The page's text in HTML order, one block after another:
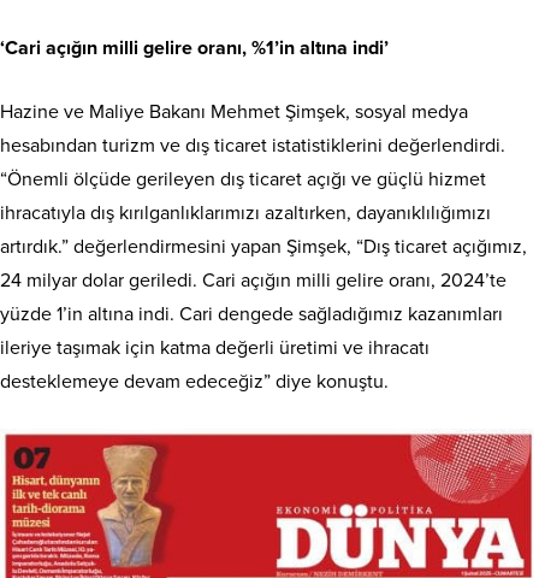
‘Cari açığın milli gelire oranı, %1’in altına indi’
Hazine ve Maliye Bakanı Mehmet Şimşek, sosyal medya
hesabından turizm ve dış ticaret istatistiklerini değerlendirdi.
“Önemli ölçüde gerileyen dış ticaret açığı ve güçlü hizmet
ihracatıyla dış kırılganlıklarımızı azaltırken, dayanıklılığımızı
artırdık.” değerlendirmesini yapan Şimşek, “Dış ticaret açığımız,
24 milyar dolar geriledi. Cari açığın milli gelire oranı, 2024’te
yüzde 1’in altına indi. Cari dengede sağladığımız kazanımları
ileriye taşımak için katma değerli üretimi ve ihracatı
desteklemeye devam edeceğiz” diye konuştu.